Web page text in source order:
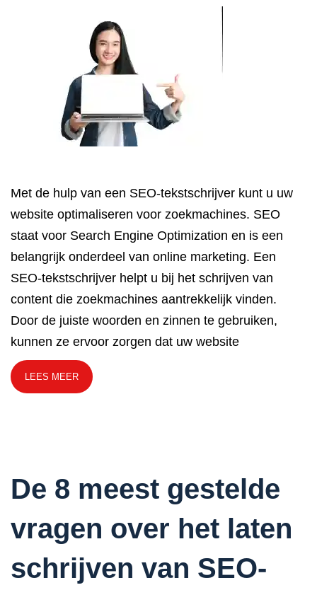
Met de hulp van een SEO-tekstschrijver kunt u uw
website optimaliseren voor zoekmachines. SEO
staat voor Search Engine Optimization en is een
belangrijk onderdeel van online marketing. Een
SEO-tekstschrijver helpt u bij het schrijven van
content die zoekmachines aantrekkelijk vinden.
Door de juiste woorden en zinnen te gebruiken,
kunnen ze ervoor zorgen dat uw website
LEES MEER
De 8 meest gestelde
vragen over het laten
schrijven van SEO-